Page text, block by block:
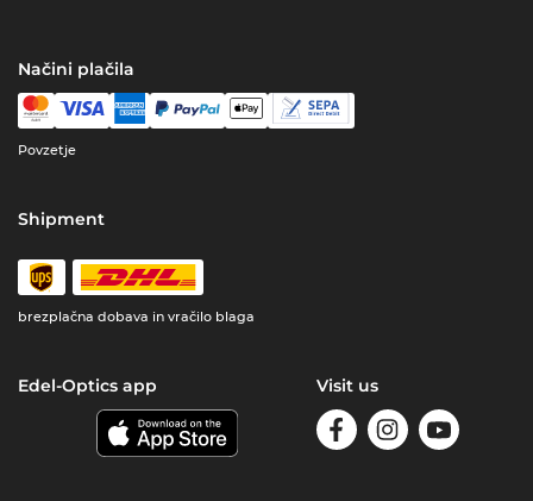
Načini plačila
Povzetje
Shipment
brezplačna dobava in vračilo blaga
Edel-Optics app Visit us